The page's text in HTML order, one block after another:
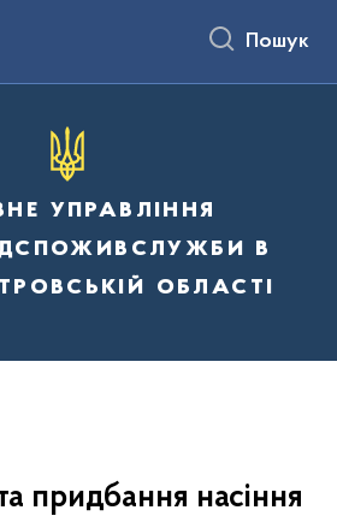
Пошук
управління
в
області
придбання насіння